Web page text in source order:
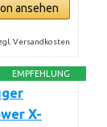
ansehen
Versandkosten
EMPFEHLUNG
X-